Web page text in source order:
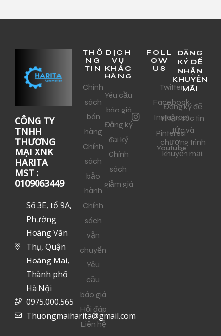
CÔNG TY
TNHH
THƯƠNG
MẠI XNK
HARITA
MST :
0109063449
Số 3E, tổ 9A,
Phường
Hoàng Văn
Thụ, Quận
Hoàng Mai,
Thành phố
Hà Nội
0975.000.565
Thuongmaiharita@gmail.com
THÔ
NG
TIN
Chính
sách
bán
hàng
Chính
sách
bảo
hành
Chính
sách
vận
chuyển
Yêu
cầu
báo giá
Hỏi đáp
Liên hệ
DỊCH
VỤ
KHÁC
HÀNG
Yêu cầu
báo giá
Đăng ký
đại ký
Chính
sách
giảm giá
FOLL
OW
US
Twitter
Facebook
Instagram
Pinterest
Youtube
ĐĂNG
KÝ ĐỂ
NHẬN
KHUYẾN
MÃI
Đăng ký để
nhận các tin
tức và
chương trình
khuyến mại.